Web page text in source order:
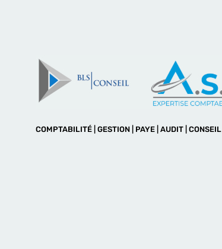
COMPTABILITÉ | GESTION | PAYE | AUDIT | CONSEIL